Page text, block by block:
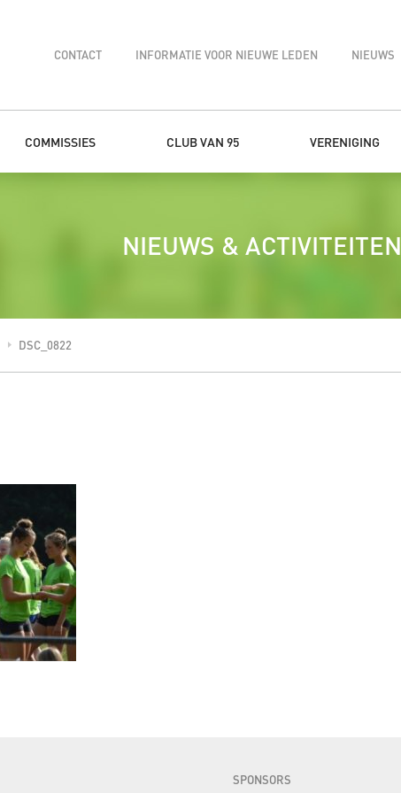
CONTACT INFORMATIE VOOR NIEUWE LEDEN NIEUWS
COMMISSIES CLUB VAN 95 VERENIGING
NIEUWS & ACTIVITEITEN
DSC_0822
SPONSORS